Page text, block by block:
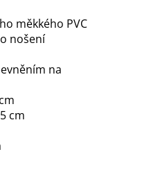
měkkého PVC
nošení
na
cm